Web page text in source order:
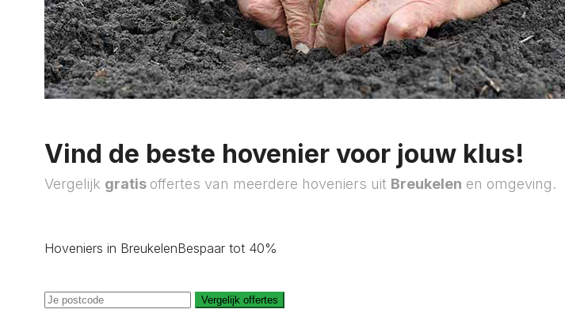
Vind de beste hovenier voor jouw klus!
Vergelijk gratis offertes van meerdere hoveniers uit Breukelen en omgeving.
Hoveniers in BreukelenBespaar tot 40%
Vergelijk offertes